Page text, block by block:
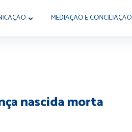
MEDIAÇÃO E CONCILIAÇÃO
nascida morta